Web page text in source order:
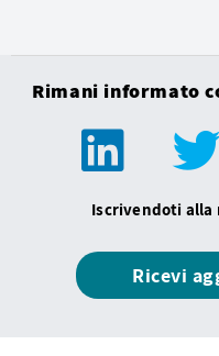
Rimani informato
Iscrivendoti alla
Ricevi